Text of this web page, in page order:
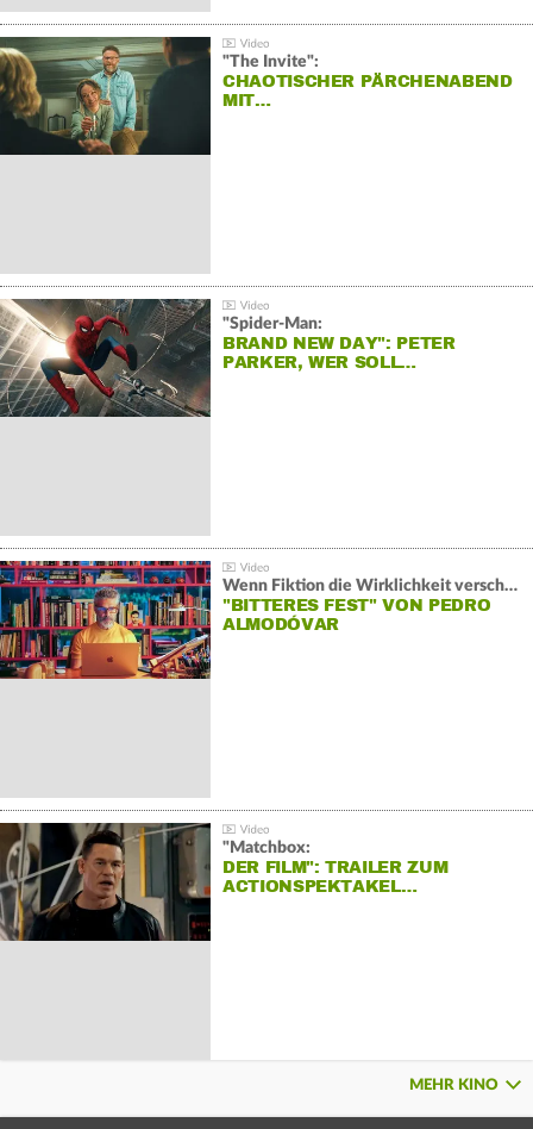
"The Invite":
CHAOTISCHER PÄRCHENABEND
MIT…
"Spider-Man:
BRAND NEW DAY": PETER
PARKER, WER SOLL…
Wenn Fiktion die Wirklichkeit verschiebt:
"BITTERES FEST" VON PEDRO
ALMODÓVAR
"Matchbox:
DER FILM": TRAILER ZUM
ACTIONSPEKTAKEL…
MEHR KINO